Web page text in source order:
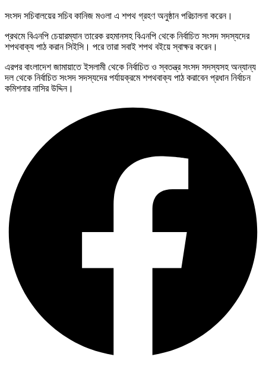
সংসদ সচিবালয়ের সচিব কানিজ মওলা এ শপথ গ্রহণ অনুষ্ঠান পরিচালনা করেন।
প্রথমে বিএনপি চেয়ারম্যান তারেক রহমানসহ বিএনপি থেকে নির্বাচিত সংসদ সদস্যদের
শপথবাক্য পাঠ করান সিইসি। পরে তারা সবাই শপথ বইয়ে স্বাক্ষর করেন।
এরপর বাংলাদেশ জামায়াতে ইসলামী থেকে নির্বাচিত ও স্বতন্ত্র সংসদ সদস্যসহ অন্যান্য
দল থেকে নির্বাচিত সংসদ সদস্যদের পর্যায়ক্রমে শপথবাক্য পাঠ করাবেন প্রধান নির্বাচন
কমিশনার নাসির উদ্দিন।